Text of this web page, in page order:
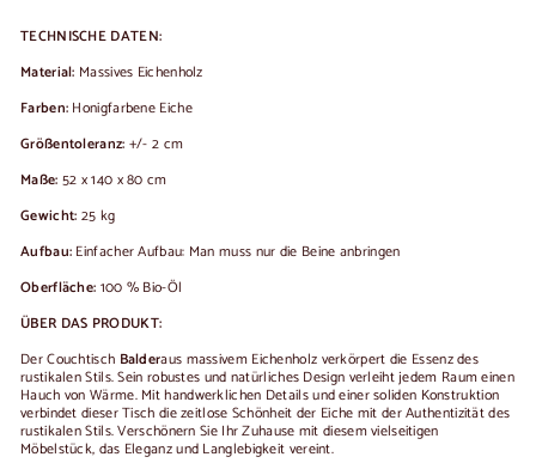
TECHNISCHE DATEN:
Material: Massives Eichenholz
Farben: Honigfarbene Eiche
Größentoleranz: +/- 2 cm
Maße: 52 x 140 x 80 cm
Gewicht: 25 kg
Aufbau: Einfacher Aufbau: Man muss nur die Beine anbringen
Oberfläche: 100 % Bio-Öl
ÜBER DAS PRODUKT:
Der Couchtisch Balderaus massivem Eichenholz verkörpert die Essenz des
rustikalen Stils. Sein robustes und natürliches Design verleiht jedem Raum einen
Hauch von Wärme. Mit handwerklichen Details und einer soliden Konstruktion
verbindet dieser Tisch die zeitlose Schönheit der Eiche mit der Authentizität des
rustikalen Stils. Verschönern Sie Ihr Zuhause mit diesem vielseitigen
Möbelstück, das Eleganz und Langlebigkeit vereint.